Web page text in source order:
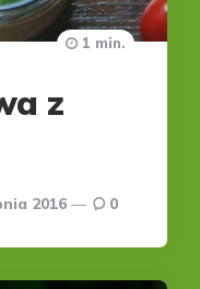
z
2016
1 min.
0